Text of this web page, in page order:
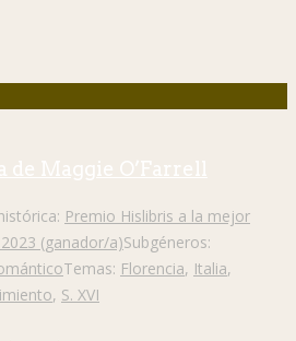
de Maggie O’Farrell
Premio Hislibris a la mejor
(ganador/a)Subgéneros:
Temas: Florencia, Italia,
, S. XVI